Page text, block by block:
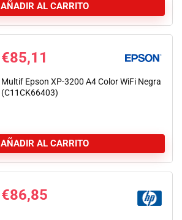
AÑADIR AL CARRITO
€85,11
Multif Epson XP-3200 A4 Color WiFi Negra
(C11CK66403)
AÑADIR AL CARRITO
€86,85